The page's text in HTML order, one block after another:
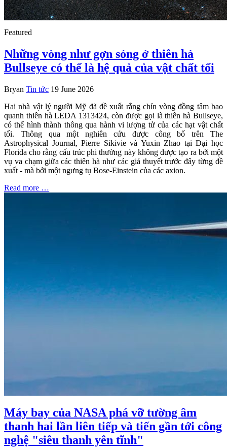
Featured
Những vòng như gợn sóng ở thiên hà
Bullseye có thể là hệ quả của vật chất tối
Bryan Tin tức 19 June 2026
Hai nhà vật lý người Mỹ đã đề xuất rằng chín vòng đồng tâm bao
quanh thiên hà LEDA 1313424, còn được gọi là thiên hà Bullseye,
có thể hình thành thông qua hành vi lượng tử của các hạt vật chất
tối. Thông qua một nghiên cứu được công bố trên The
Astrophysical Journal, Pierre Sikivie và Yuxin Zhao tại Đại học
Florida cho rằng cấu trúc phi thường này không được tạo ra bởi một
vụ va chạm giữa các thiên hà như các giả thuyết trước đây từng đề
xuất - mà bởi một ngưng tụ Bose-Einstein của các axion.
Read more …
Máy bay của NASA phá vỡ tường âm
thanh hai lần liên tiếp và tiến gần tới công
nghệ "siêu thanh yên tĩnh"